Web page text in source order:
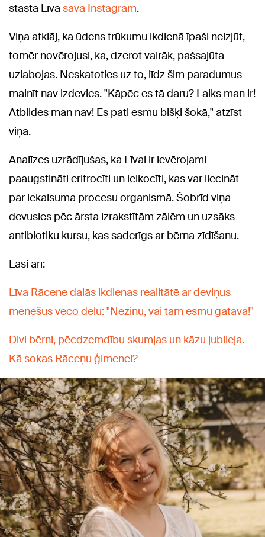
stāsta Līva savā Instagram.
Viņa atklāj, ka ūdens trūkumu ikdienā īpaši neizjūt,
tomēr novērojusi, ka, dzerot vairāk, pašsajūta
uzlabojas. Neskatoties uz to, līdz šim paradumus
mainīt nav izdevies. "Kāpēc es tā daru? Laiks man ir!
Atbildes man nav! Es pati esmu bišķi šokā," atzīst
viņa.
Analīzes uzrādījušas, ka Līvai ir ievērojami
paaugstināti eritrocīti un leikocīti, kas var liecināt
par iekaisuma procesu organismā. Šobrīd viņa
devusies pēc ārsta izrakstītām zālēm un uzsāks
antibiotiku kursu, kas saderīgs ar bērna zīdīšanu.
Lasi arī:
Līva Rācene dalās ikdienas realitātē ar deviņus
mēnešus veco dēlu: "Nezinu, vai tam esmu gatava!"
Divi bērni, pēcdzemdību skumjas un kāzu jubileja.
Kā sokas Rāceņu ģimenei?